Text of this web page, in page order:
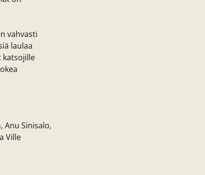
vahvasti
laulaa
katsojille
Anu Sinisalo,
Ville